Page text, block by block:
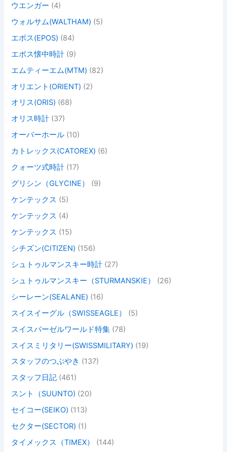
ウエンガー (4)
ウォルサム(WALTHAM) (5)
エポス(EPOS) (84)
エポス懐中時計 (9)
エムティーエム(MTM) (82)
オリエント(ORIENT) (2)
オリス(ORIS) (68)
オリス時計 (37)
オーバーホール (10)
カトレックス(CATOREX) (6)
クォーツ式時計 (17)
グリシン（GLYCINE）
(9)
ケンテックス (5)
ケンテックス (4)
ケンテックス (15)
シチズン(CITIZEN) (156)
シュトゥルマンスキー時計 (27)
シュトゥルマンスキー（STURMANSKIE）
(26)
シーレーン(SEALANE) (16)
スイスイーグル（SWISSEAGLE）
(5)
スイスバーゼルワールド特集 (78)
スイスミリタリー(SWISSMILITARY) (19)
スタッフのつぶやき (137)
スタッフ日記 (461)
スント（SUUNTO) (20)
セイコー(SEIKO) (113)
セクター(SECTOR) (1)
タイメックス（TIMEX）
(144)